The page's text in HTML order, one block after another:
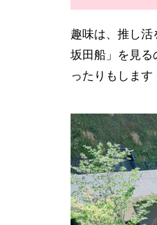
趣味は、推し
坂田船」を見る
ったりもします